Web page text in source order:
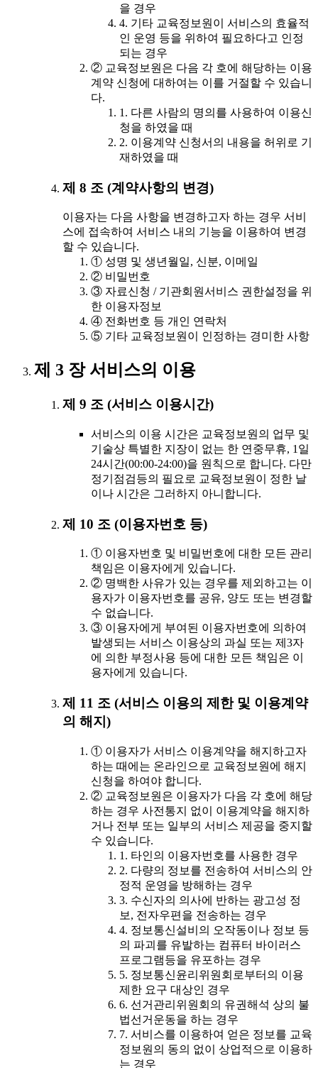
을 경우
4. 기타 교육정보원이 서비스의 효율적
인 운영 등을 위하여 필요하다고 인정
되는 경우
② 교육정보원은 다음 각 호에 해당하는 이용
계약 신청에 대하여는 이를 거절할 수 있습니
다.
1. 다른 사람의 명의를 사용하여 이용신
청을 하였을 때
2. 이용계약 신청서의 내용을 허위로 기
재하였을 때
제 8 조 (계약사항의 변경)
이용자는 다음 사항을 변경하고자 하는 경우 서비
스에 접속하여 서비스 내의 기능을 이용하여 변경
할 수 있습니다.
① 성명 및 생년월일, 신분, 이메일
② 비밀번호
③ 자료신청 / 기관회원서비스 권한설정을 위
한 이용자정보
④ 전화번호 등 개인 연락처
⑤ 기타 교육정보원이 인정하는 경미한 사항
제 3 장 서비스의 이용
제 9 조 (서비스 이용시간)
서비스의 이용 시간은 교육정보원의 업무 및
기술상 특별한 지장이 없는 한 연중무휴, 1일
24시간(00:00-24:00)을 원칙으로 합니다. 다만
정기점검등의 필요로 교육정보원이 정한 날
이나 시간은 그러하지 아니합니다.
제 10 조 (이용자번호 등)
① 이용자번호 및 비밀번호에 대한 모든 관리
책임은 이용자에게 있습니다.
② 명백한 사유가 있는 경우를 제외하고는 이
용자가 이용자번호를 공유, 양도 또는 변경할
수 없습니다.
③ 이용자에게 부여된 이용자번호에 의하여
발생되는 서비스 이용상의 과실 또는 제3자
에 의한 부정사용 등에 대한 모든 책임은 이
용자에게 있습니다.
제 11 조 (서비스 이용의 제한 및 이용계약
의 해지)
① 이용자가 서비스 이용계약을 해지하고자
하는 때에는 온라인으로 교육정보원에 해지
신청을 하여야 합니다.
② 교육정보원은 이용자가 다음 각 호에 해당
하는 경우 사전통지 없이 이용계약을 해지하
거나 전부 또는 일부의 서비스 제공을 중지할
수 있습니다.
1. 타인의 이용자번호를 사용한 경우
2. 다량의 정보를 전송하여 서비스의 안
정적 운영을 방해하는 경우
3. 수신자의 의사에 반하는 광고성 정
보, 전자우편을 전송하는 경우
4. 정보통신설비의 오작동이나 정보 등
의 파괴를 유발하는 컴퓨터 바이러스
프로그램등을 유포하는 경우
5. 정보통신윤리위원회로부터의 이용
제한 요구 대상인 경우
6. 선거관리위원회의 유권해석 상의 불
법선거운동을 하는 경우
7. 서비스를 이용하여 얻은 정보를 교육
정보원의 동의 없이 상업적으로 이용하
는 경우